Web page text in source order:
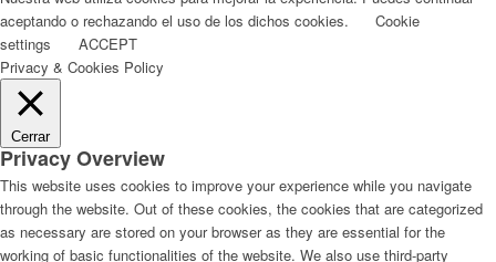
aceptando o rechazando el uso de los dichos cookies.
Cookie
settings
ACCEPT
Privacy & Cookies Policy
Cerrar
Privacy Overview
This website uses cookies to improve your experience while you navigate
through the website. Out of these cookies, the cookies that are categorized
as necessary are stored on your browser as they are essential for the
working of basic functionalities of the website. We also use third-party